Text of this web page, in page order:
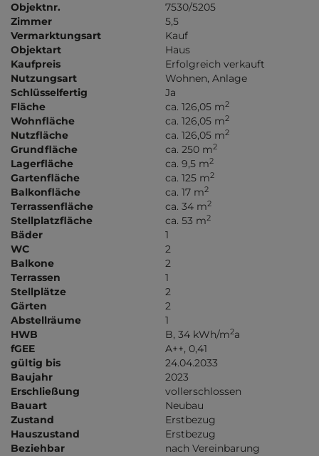
Objektnr.
7530/5205
Zimmer
5,5
Vermarktungsart
Kauf
Objektart
Haus
Kaufpreis
Erfolgreich verkauft
Nutzungsart
Wohnen Anlage
Schlüsselfertig
Ja
Fläche
ca. 126,05 m2
Wohnfläche ca. 126,05 m2
Nutzfläche ca. 126,05 m2
Grundfläche ca. 250 m2
Lagerfläche ca. 9,5 m2
Gartenfläche ca. 125 m2
Balkonfläche ca. 17 m2
Terrassenfläche ca. 34 m2
Stellplatzfläche ca. 53 m2
Bäder
1
WC
2
Balkone
2
Terrassen
1
Stellplätze
2
Gärten
2
Abstellräume
1
HWB
B, 34 kWh/m2a
fGEE
A++, 0,41
gültig bis
24.04.2033
Baujahr
2023
Erschließung
vollerschlossen
Bauart
Neubau
Zustand
Erstbezug
Hauszustand
Erstbezug
Beziehbar
nach Vereinbarung